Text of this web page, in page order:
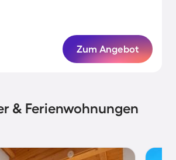
Zum Angebot
& Ferienwohnungen